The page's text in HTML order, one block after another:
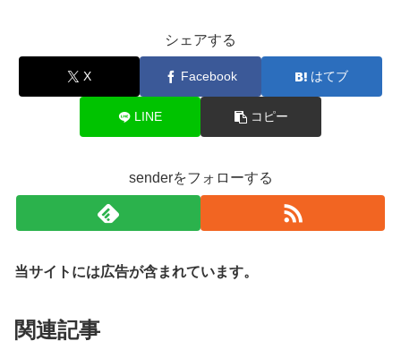
シェアする
X Facebook はてブ
LINE コピー
senderをフォローする
当サイトには広告が含まれています。
関連記事